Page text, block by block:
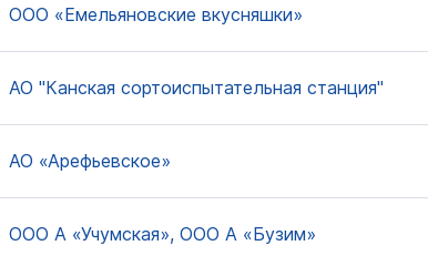
ООО «Емельяновские вкусняшки»
АО "Канская сортоиспытательная станция"
АО «Арефьевское»
ООО А «Учумская», ООО А «Бузим»